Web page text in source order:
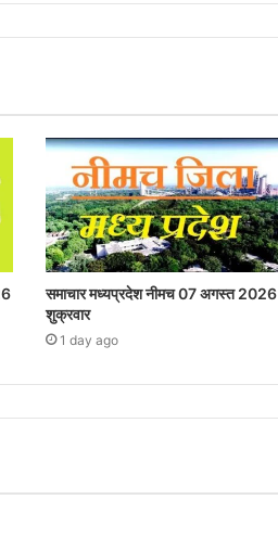
समाचार मध्यप्रदेश नीमच 07 अगस्त 2026
शुक्रवार
1 day ago